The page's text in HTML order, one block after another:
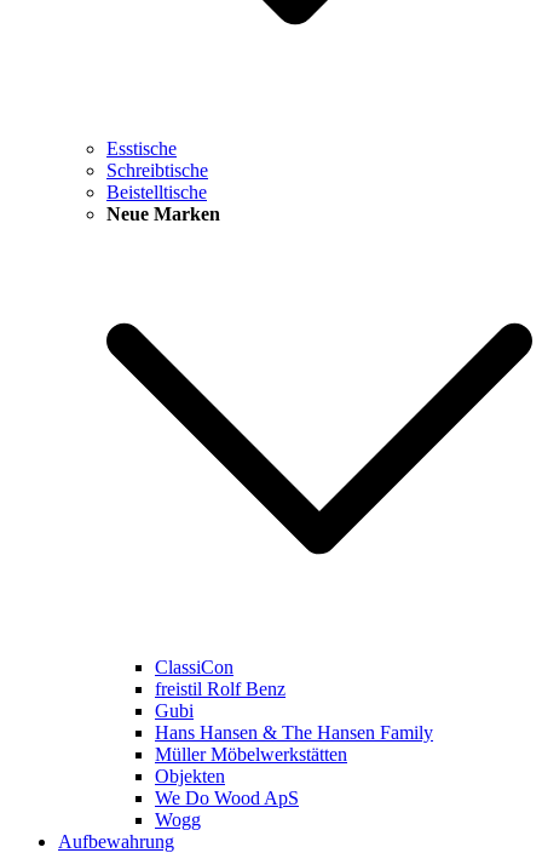
Esstische
Schreibtische
Beistelltische
Neue Marken
ClassiCon
freistil Rolf Benz
Gubi
Hans Hansen & The Hansen Family
Müller Möbelwerkstätten
Objekten
We Do Wood ApS
Wogg
Aufbewahrung